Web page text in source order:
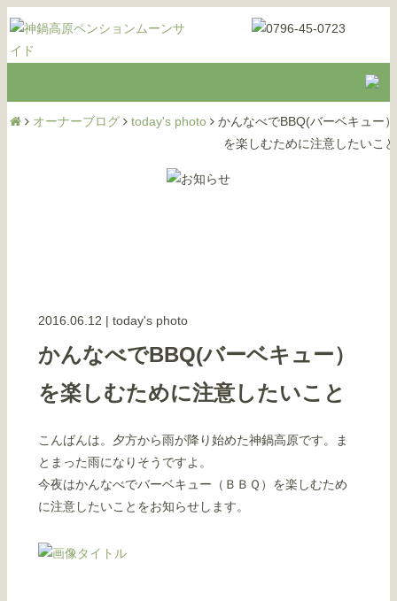
オーナーブログ today's photo
かんなべでBBQ(バーベキュー）
を楽しむために注意したいこと
2016.06.12 | today's photo
かんなべでBBQ(バーベキュー）
を楽しむために注意したいこと
こんばんは。夕方から雨が降り始めた神鍋高原です。ま
とまった雨になりそうですよ。
今夜はかんなべでバーベキュー（ＢＢＱ）を楽しむため
に注意したいことをお知らせします。